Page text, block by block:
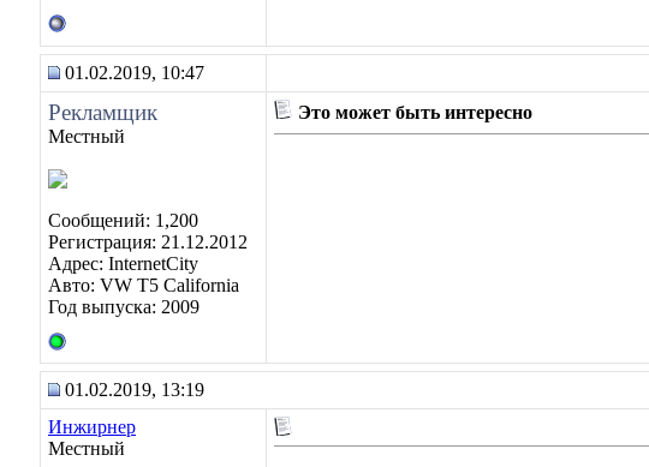
01.02.2019, 10:47
Рекламщик
Местный
Сообщений: 1,200
Регистрация: 21.12.2012
Адрес: InternetCity
Авто: VW T5 California
Год выпуска: 2009
Это может быть интересно
01.02.2019, 13:19
Инжирнер
Местный